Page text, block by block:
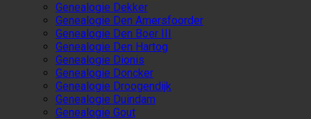
Genealogie Dekker
Genealogie Den Amersfoorder
Genealogie Den Boer III
Genealogie Den Hartog
Genealogie Dionis
Genealogie Doncker
Genealogie Droogendijk
Genealogie Duindam
Genealogie Gout